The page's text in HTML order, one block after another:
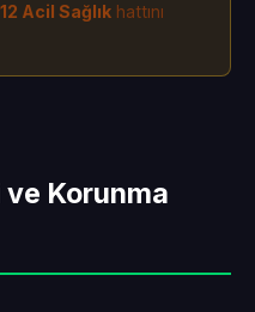
Acil Sağlık hattını
Korunma